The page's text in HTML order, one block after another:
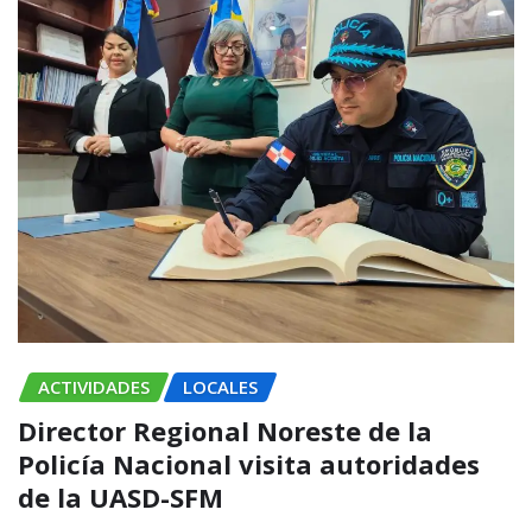
ACTIVIDADES LOCALES
Director Regional Noreste de la
Policía Nacional visita autoridades
de la UASD-SFM